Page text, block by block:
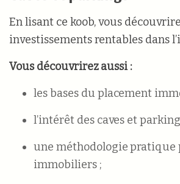
En lisant ce koob, vous
investissements rentables dans
Vous découvrirez aussi :
les bases du placement
l’intérêt des caves et
une méthodologie pratique
immobiliers ;